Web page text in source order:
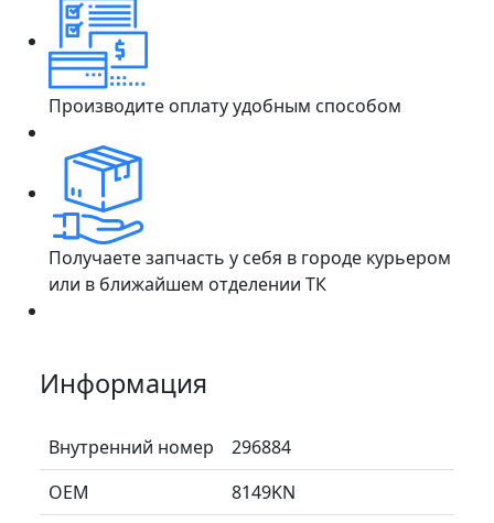
Производите оплату удобным способом
Получаете запчасть у себя в городе курьером
или в ближайшем отделении ТК
Информация
Внутренний номер
296884
ОЕМ
8149KN